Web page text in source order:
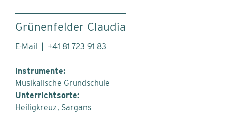
Grünenfelder Claudia
E-Mail +41 81 723 91 83
Instrumente:
Musikalische Grundschule
Unterrichtsorte:
Heiligkreuz Sargans